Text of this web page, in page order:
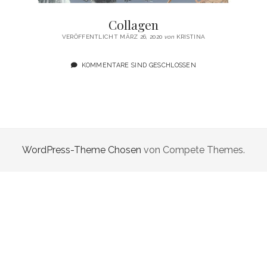
Collagen
VERÖFFENTLICHT MÄRZ 26, 2020 von KRISTINA
KOMMENTARE SIND GESCHLOSSEN
WordPress-Theme Chosen von Compete Themes.